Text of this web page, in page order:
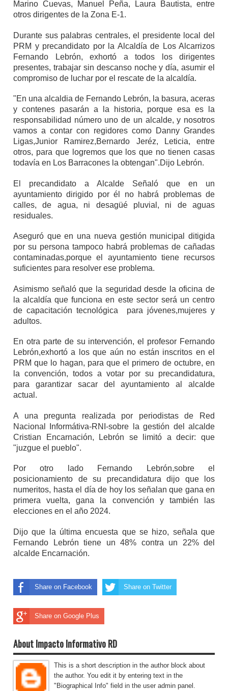
Marino Cuevas, Manuel Peña, Laura Bautista, entre
otros dirigentes de la Zona E-1.
Durante sus palabras centrales, el presidente local del
PRM y precandidato por la Alcaldía de Los Alcarrizos
Fernando Lebrón, exhortó a todos los dirigentes
presentes, trabajar sin descanso noche y día, asumir el
compromiso de luchar por el rescate de la alcaldía.
"En una alcaldia de Fernando Lebrón, la basura, aceras
y contenes pasarán a la historia, porque esa es la
responsabilidad número uno de un alcalde, y nosotros
vamos a contar con regidores como Danny Grandes
Ligas,Junior Ramirez,Bernardo Jeréz, Leticia, entre
otros, para que logremos que los que no tienen casas
todavía en Los Barracones la obtengan".Dijo Lebrón.
El precandidato a Alcalde Señaló que en un
ayuntamiento dirigido por él no habrá problemas de
calles, de agua, ni desagüé pluvial, ni de aguas
residuales.
Aseguró que en una nueva gestión municipal ditigida
por su persona tampoco habrá problemas de cañadas
contaminadas,porque el ayuntamiento tiene recursos
suficientes para resolver ese problema.
Asimismo señaló que la seguridad desde la oficina de
la alcaldía que funciona en este sector será un centro
de capacitación tecnológica para jóvenes,mujeres y
adultos.
En otra parte de su intervención, el profesor Fernando
Lebrón,exhortó a los que aún no están inscritos en el
PRM que lo hagan, para que el primero de octubre, en
la convención, todos a votar por su precandidatura,
para garantizar sacar del ayuntamiento al alcalde
actual.
A una pregunta realizada por periodistas de Red
Nacional Informátiva-RNI-sobre la gestión del alcalde
Cristian Encarnación, Lebrón se limitó a decir: que
"juzgue el pueblo".
Por otro lado Fernando Lebrón,sobre el
posicionamiento de su precandidatura dijo que los
numeritos, hasta el día de hoy los señalan que gana en
primera vuelta, gana la convención y también las
elecciones en el año 2024.
Dijo que la última encuesta que se hizo, señala que
Fernando Lebrón tiene un 48% contra un 22% del
alcalde Encarnación.
Share on Facebook Share on Twitter
Share on Google Plus
About Impacto Informativo RD
This is a short description in the author block about
the author. You edit it by entering text in the
"Biographical Info" field in the user admin panel.